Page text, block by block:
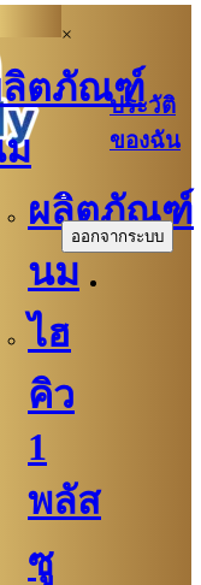
ลิตภัณฑ์
ผลิตภัณฑ์
นม
ไฮ
คิว
1
พลัส
ซู
×
ประวัติ
ของฉัน
.
ออกจากระบบ